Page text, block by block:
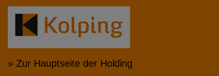
» Zur Hauptseite der Holding